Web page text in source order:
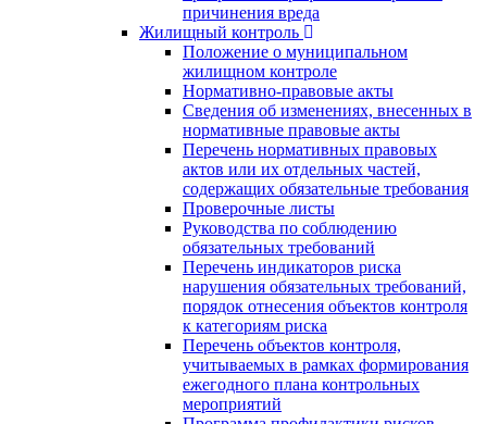
причинения вреда
Жилищный контроль
Положение о муниципальном
жилищном контроле
Нормативно-правовые акты
Сведения об изменениях, внесенных в
нормативные правовые акты
Перечень нормативных правовых
актов или их отдельных частей,
содержащих обязательные требования
Проверочные листы
Руководства по соблюдению
обязательных требований
Перечень индикаторов риска
нарушения обязательных требований,
порядок отнесения объектов контроля
к категориям риска
Перечень объектов контроля,
учитываемых в рамках формирования
ежегодного плана контрольных
мероприятий